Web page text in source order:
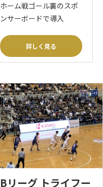
ホーム戦ゴール裏のスポ
ンサーボードで導入
詳しく見る
Bリーグ トライフー